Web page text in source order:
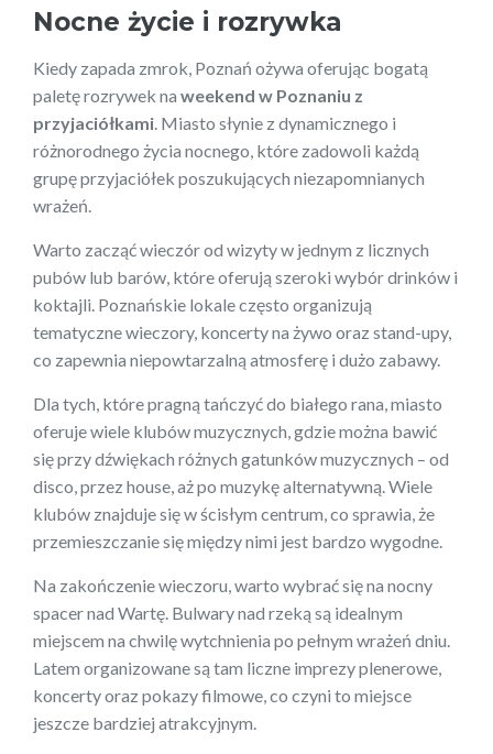
Nocne życie i rozrywka
Kiedy zapada zmrok, Poznań ożywa oferując bogatą
paletę rozrywek na weekend w Poznaniu z
przyjaciółkami . Miasto słynie z dynamicznego i
różnorodnego życia nocnego, które zadowoli każdą
grupę przyjaciółek poszukujących niezapomnianych
wrażeń.
Warto zacząć wieczór od wizyty w jednym z licznych
pubów lub barów, które oferują szeroki wybór drinków i
koktajli. Poznańskie lokale często organizują
tematyczne wieczory, koncerty na żywo oraz stand-upy,
co zapewnia niepowtarzalną atmosferę i dużo zabawy.
Dla tych, które pragną tańczyć do białego rana, miasto
oferuje wiele klubów muzycznych, gdzie można bawić
się przy dźwiękach różnych gatunków muzycznych – od
disco, przez house, aż po muzykę alternatywną. Wiele
klubów znajduje się w ścisłym centrum, co sprawia, że
przemieszczanie się między nimi jest bardzo wygodne.
Na zakończenie wieczoru, warto wybrać się na nocny
spacer nad Wartę. Bulwary nad rzeką są idealnym
miejscem na chwilę wytchnienia po pełnym wrażeń dniu.
Latem organizowane są tam liczne imprezy plenerowe,
koncerty oraz pokazy filmowe, co czyni to miejsce
jeszcze bardziej atrakcyjnym.